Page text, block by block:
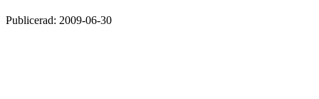
Publicerad: 2009-06-30